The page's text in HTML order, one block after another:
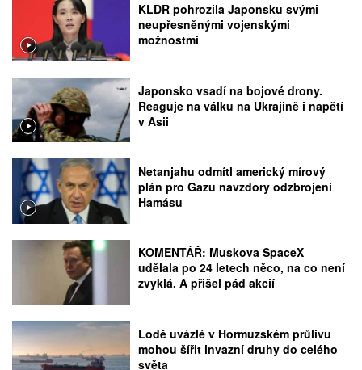
KLDR pohrozila Japonsku svými
neupřesněnými vojenskými
možnostmi
Japonsko vsadí na bojové drony.
Reaguje na válku na Ukrajině i napětí
v Asii
Netanjahu odmítl americký mírový
plán pro Gazu navzdory odzbrojení
Hamásu
KOMENTÁŘ: Muskova SpaceX
udělala po 24 letech něco, na co není
zvyklá. A přišel pád akcií
Lodě uvázlé v Hormuzském průlivu
mohou šířit invazní druhy do celého
světa